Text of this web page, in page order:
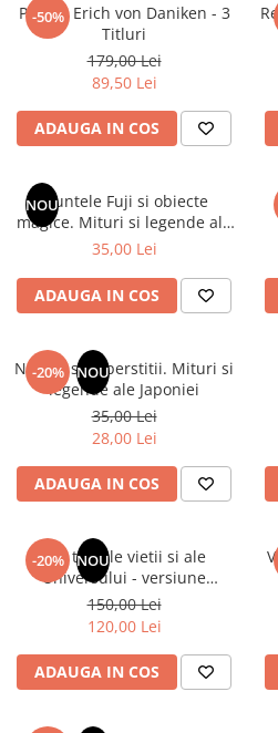
Chiromantie
Dezvoltare Spirituala
KidConnection
Minte Corp
New Illuminati Files
Numerologie
Paranormal
Parapsihologie
Ramtha
Audiobook
ReConnect
Religie
Crestinism
ScienceConnection
SelfConnect
Vindecare Spirituala
Sanatate
Masaj
-50%
Pachet Erich von Daniken - 3
Titluri
179,00 Lei
89,50 Lei
ADAUGA IN COS
NOUMuntele Fuji si obiecte
magice. Mituri si legende ale
Japoniei
35,00 Lei
ADAUGA IN COS
-20% NOU
Natura si superstitii. Mituri si
legende ale Japoniei
35,00 Lei
28,00 Lei
ADAUGA IN COS
-20% NOU
Din tainele vietii si ale
Universului - versiune
originala din 1939. Volumele I-
III. Cutie de colectie -Scarlat
Demetrescu
150,00 Lei
120,00 Lei
ADAUGA IN COS